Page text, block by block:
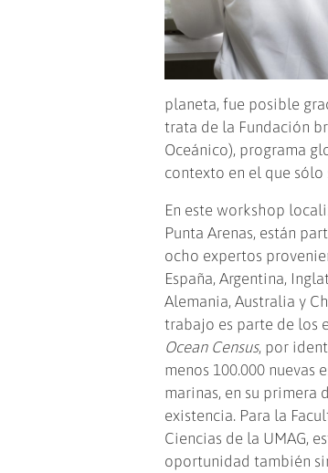
planeta, fue posible
trata de la Fundación
Oceánico), programa
contexto en el que sólo
En este workshop
Punta Arenas, están
ocho expertos
España, Argentina,
Alemania, Australia y
trabajo es parte de los
Ocean Census, por
menos 100.000 nuevas
marinas, en su primera
existencia. Para la
Ciencias de la UMAG,
oportunidad también